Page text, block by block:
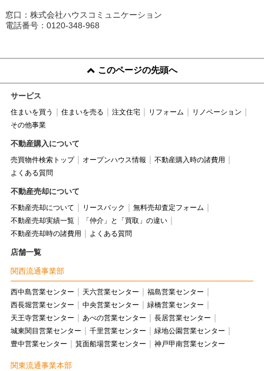
窓口：株式会社ハウスコミュニケーション
電話番号：0120-348-968
このページの先頭へ
サービス
住まいを買う 住まいを売る 注文住宅 リフォーム
リノベーション
その他事業
不動産購入について
売買物件検索トップ オープンハウス情報
不動産購入時の諸費用
よくある質問
不動産売却について
不動産売却について リースバック
無料売却査定フォーム
不動産売却実績一覧
「仲介」と「買取」の違い
不動産売却時の諸費用
よくある質問
店舗一覧
関西流通事業部
西中島営業センター 天六営業センター
福島営業センター
西長堀営業センター
中央営業センター
緑橋営業センター
天王寺営業センター
あべの営業センター
長居営業センター
城東関目営業センター
千里営業センター
緑地公園営業センター
豊中営業センター
箕面船場営業センター 神戸甲南営業センター
関東流通事業本部